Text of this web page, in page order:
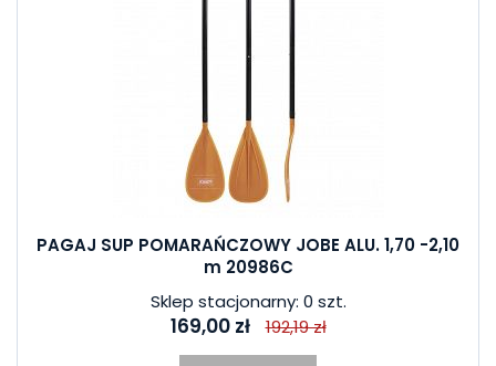
PAGAJ SUP POMARAŃCZOWY JOBE ALU. 1,70 -2,10
m 20986C
Sklep stacjonarny: 0 szt.
169,00 zł 192,19 zł